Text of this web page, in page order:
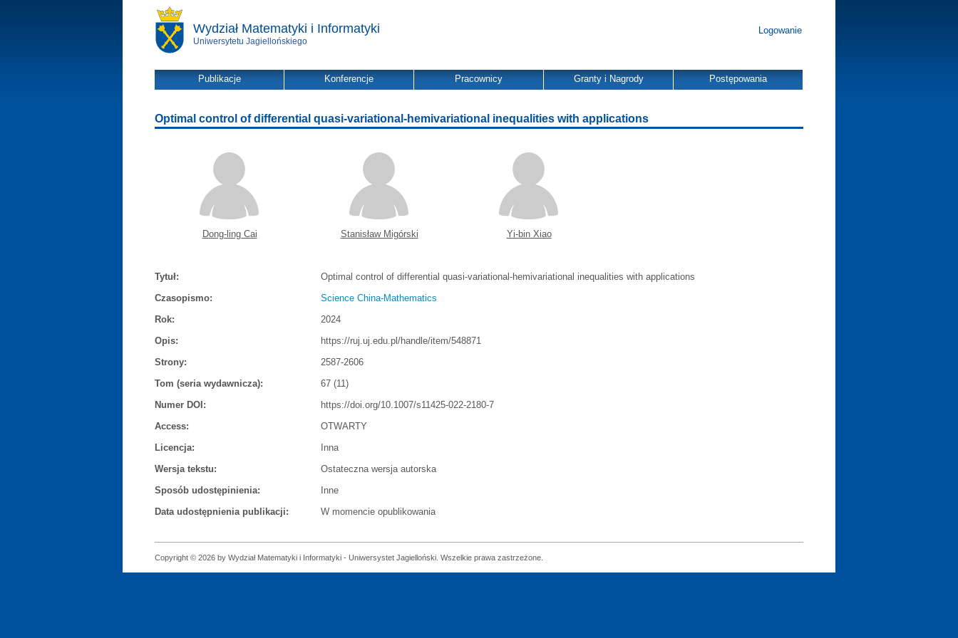
Wydział Matematyki i Informatyki
Uniwersytetu Jagiellońskiego
Logowanie
Publikacje Konferencje Pracownicy Granty i Nagrody Postępowania
Optimal control of differential quasi-variational-hemivariational inequalities with applications
Dong-ling Cai Stanisław Migórski Yi-bin Xiao
Tytuł:
Optimal control of differential quasi-variational-hemivariational inequalities with applications
Czasopismo:
Science China-Mathematics
Rok:
2024
Opis:
https://ruj.uj.edu.pl/handle/item/548871
Strony:
2587-2606
Tom (seria wydawnicza):
67 (11)
Numer DOI:
https://doi.org/10.1007/s11425-022-2180-7
Access:
OTWARTY
Licencja:
Inna
Wersja tekstu:
Ostateczna wersja autorska
Sposób udostępinienia:
Inne
Data udostępnienia publikacji:
W momencie opublikowania
Copyright © 2026 by Wydział Matematyki i Informatyki - Uniwersystet Jagielloński. Wszelkie prawa zastrzeżone.